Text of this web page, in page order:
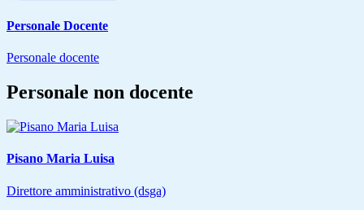
Personale Docente
Personale docente
Personale non docente
Pisano Maria Luisa
Direttore amministrativo (dsga)